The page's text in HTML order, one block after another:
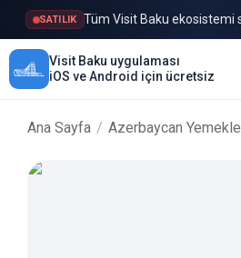
SATILIK Tüm Visit Baku ekosistemi
Visit Baku uygulaması
iOS ve Android için ücretsiz
Ana Sayfa / Azerbaycan